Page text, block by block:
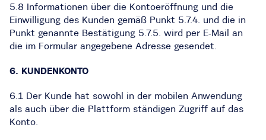
5.8 Informationen über die Kontoeröffnung und die
Einwilligung des Kunden gemäß Punkt 5.7.4. und die in
Punkt genannte Bestätigung 5.7.5. wird per E-Mail an
die im Formular angegebene Adresse gesendet.
6. KUNDENKONTO
6.1 Der Kunde hat sowohl in der mobilen Anwendung
als auch über die Plattform ständigen Zugriff auf das
Konto.